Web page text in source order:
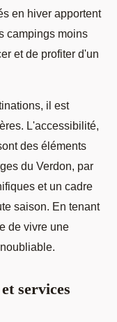
en hiver apportent
campings moins
et de profiter d'un
il est
L'accessibilité,
des éléments
du Verdon, par
et un cadre
saison. En tenant
de vivre une
services